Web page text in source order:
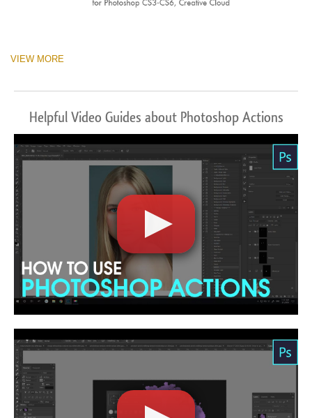
VIEW MORE
Helpful Video Guides about Photoshop Actions